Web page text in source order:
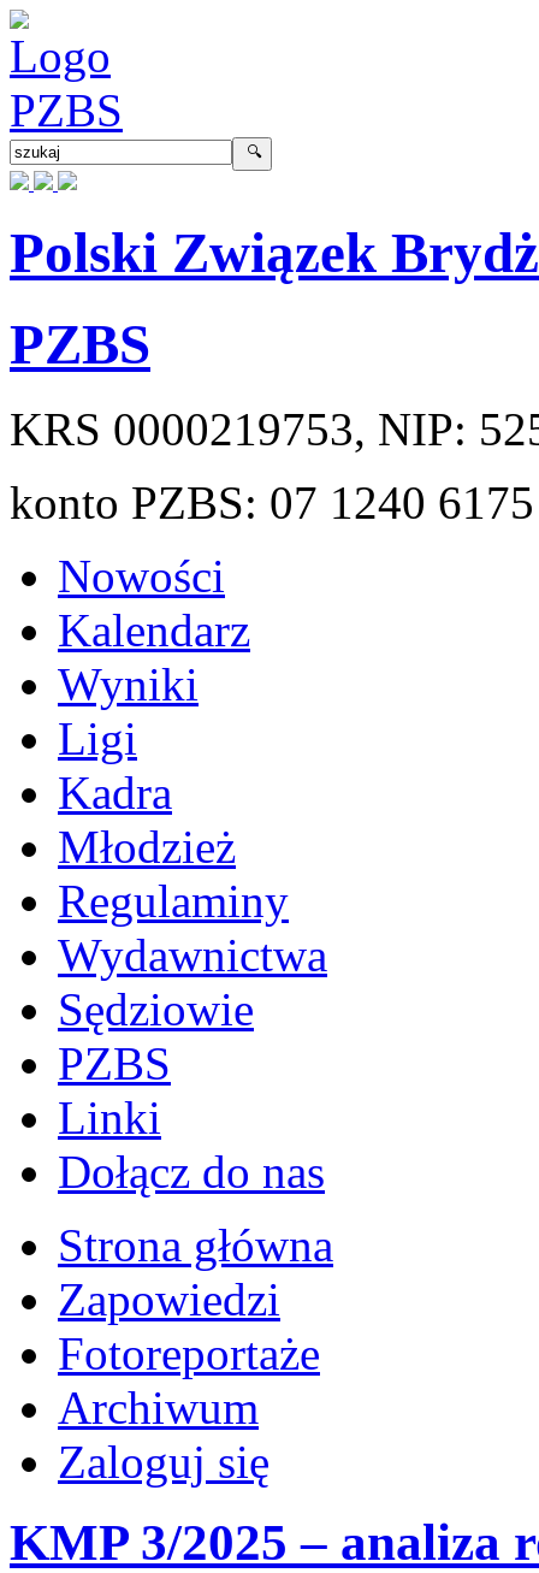
Polski Związek
PZBS
KRS 0000219753, NIP:
konto PZBS: 07 1240
Nowości
Kalendarz
Wyniki
Ligi
Kadra
Młodzież
Regulaminy
Wydawnictwa
Sędziowie
PZBS
Linki
Dołącz do nas
Strona główna
Zapowiedzi
Fotoreportaże
Archiwum
Zaloguj się
KMP 3/2025 – analiza